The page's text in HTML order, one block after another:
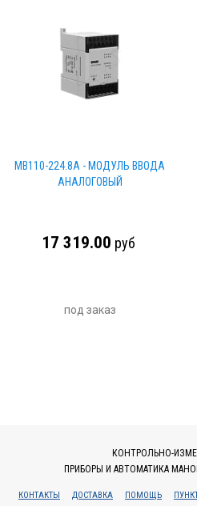
МВ110-224.8А - МОДУЛЬ ВВОДА
АНАЛОГОВЫЙ
17 319.00 руб
под заказ
КОНТРОЛЬНО-
ПРИБОРЫ И АВТОМАТИКА
КОНТАКТЫ ДОСТАВКА ПОМОЩЬ